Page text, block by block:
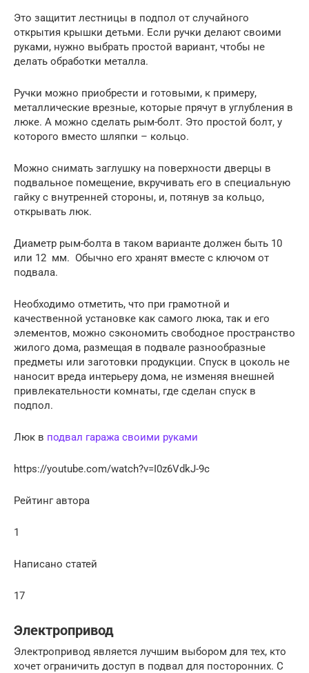
Это защитит лестницы в подпол от случайного
открытия крышки детьми. Если ручки делают своими
руками, нужно выбрать простой вариант, чтобы не
делать обработки металла.
Ручки можно приобрести и готовыми, к примеру,
металлические врезные, которые прячут в углубления в
люке. А можно сделать рым-болт. Это простой болт, у
которого вместо шляпки – кольцо.
Можно снимать заглушку на поверхности дверцы в
подвальное помещение, вкручивать его в специальную
гайку с внутренней стороны, и, потянув за кольцо,
открывать люк.
Диаметр рым-болта в таком варианте должен быть 10
или 12 мм. Обычно его хранят вместе с ключом от
подвала.
Необходимо отметить, что при грамотной и
качественной установке как самого люка, так и его
элементов, можно сэкономить свободное пространство
жилого дома, размещая в подвале разнообразные
предметы или заготовки продукции. Спуск в цоколь не
наносит вреда интерьеру дома, не изменяя внешней
привлекательности комнаты, где сделан спуск в
подпол.
Люк в подвал гаража своими руками
https://youtube.com/watch?v=I0z6VdkJ-9c
Рейтинг автора
1
Написано статей
17
Электропривод
Электропривод является лучшим выбором для тех, кто
хочет ограничить доступ в подвал для посторонних. С